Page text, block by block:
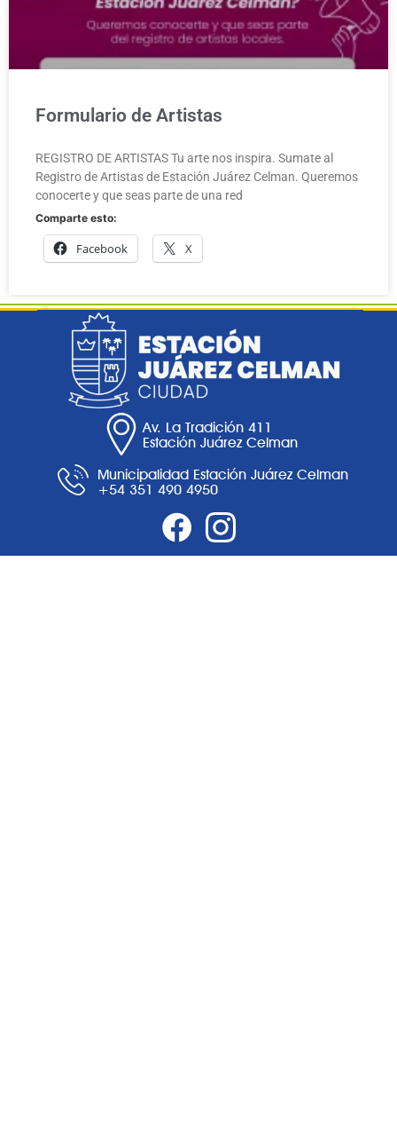
Formulario de Artistas
REGISTRO DE ARTISTAS Tu arte nos inspira. Sumate al
Registro de Artistas de Estación Juárez Celman. Queremos
conocerte y que seas parte de una red
Comparte esto:
Facebook X
Av. La Tradición 411
Estación Juárez Celman
Municipalidad Estación Juárez Celman
+54 351 490 4950